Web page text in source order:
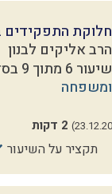
חלוקת התפקידים
הרב אליקים לבנון
שיעור 6 מתוך 9 בסדרת
ומשפחה
2 דקות
תקציר על השיעור